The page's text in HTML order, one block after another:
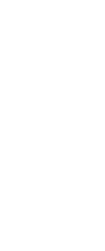
เปลี่ยนชื่อสหก